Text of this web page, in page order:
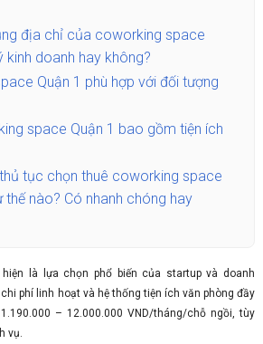
địa chỉ của coworking space
kinh doanh hay không?
Quận 1 phù hợp với đối tượng
space Quận 1 bao gồm tiện ích
tục chọn thuê coworking space
thế nào? Có nhanh chóng hay
là lựa chọn phổ biến của startup và doanh
phí linh hoạt và hệ thống tiện ích văn phòng đầy
– 12.000.000 VND/tháng/chỗ ngồi, tùy
vụ.